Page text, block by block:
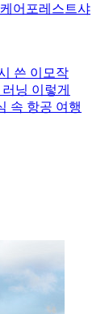
어포레스트샤
쓴 이모작
닝 이렇게
속 항공 여행